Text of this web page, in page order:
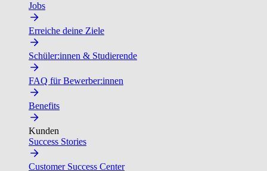
Jobs
Erreiche deine Ziele
Schüler:innen & Studierende
FAQ für Bewerber:innen
Benefits
Kunden
Success Stories
Customer Success Center